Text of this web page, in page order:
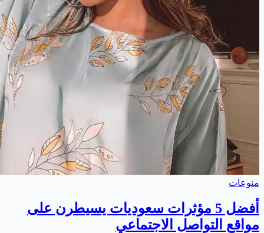
منوعات
أفضل 5 مؤثرات سعوديات يسيطرن على
مواقع التواصل الاجتماعي